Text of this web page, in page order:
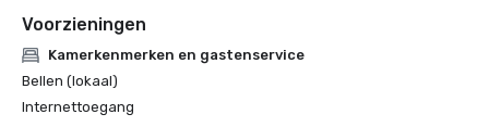
Voorzieningen
Kamerkenmerken en gastenservice
Bellen (lokaal)
Internettoegang